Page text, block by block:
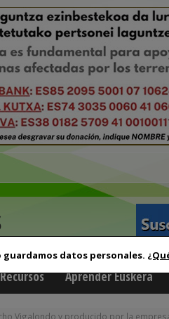
guardamos datos personales.
Recursos Aprender Euskera
Vigalondo y producido por la